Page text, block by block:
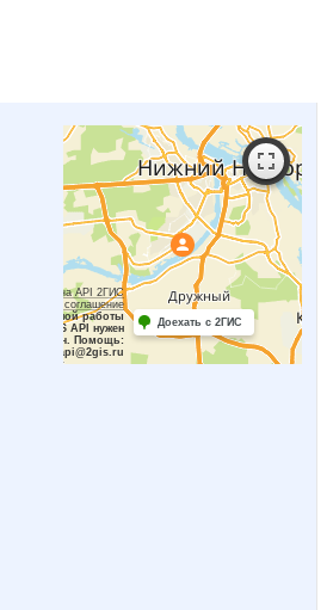
Работает на API 2ГИС
соглашение
корректной работы
Raster JS API нужен
ключ. Помощь:
api@2gis.ru
Доехать с 2ГИС